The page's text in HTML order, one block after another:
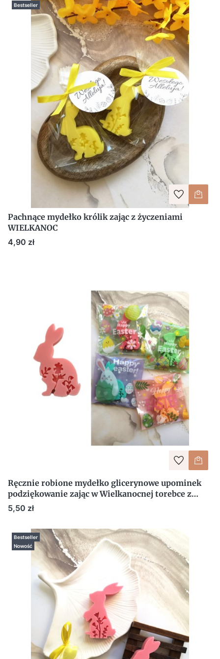
Bestseller
Pachnące mydełko królik zając z życzeniami
WIELKANOC
Cena
4,90 zł
Ręcznie robione mydełko glicerynowe upominek
podziękowanie zając w Wielkanocnej torebce z
nadrukiem
Cena
5,50 zł
Bestseller
Nowość